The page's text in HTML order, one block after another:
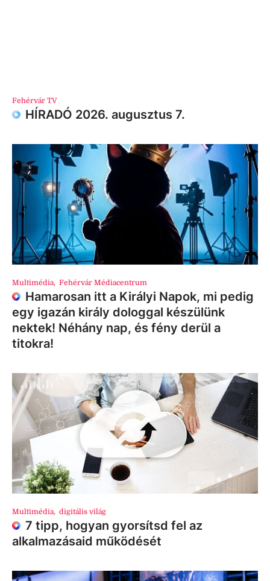
Fehérvár TV
HÍRADÓ 2026. augusztus 7.
Multimédia, Fehérvár Médiacentrum
Hamarosan itt a Királyi Napok, mi pedig
egy igazán király dologgal készülünk
nektek! Néhány nap, és fény derül a
titokra!
Multimédia, digitális világ
7 tipp, hogyan gyorsítsd fel az
alkalmazásaid működését